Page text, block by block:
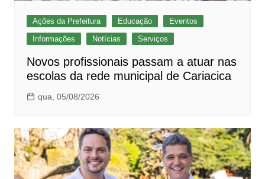
Ações da Prefeitura Educação
Eventos
Informações
Notícias Serviços
Novos profissionais passam a atuar nas
escolas da rede municipal de Cariacica
qua, 05/08/2026